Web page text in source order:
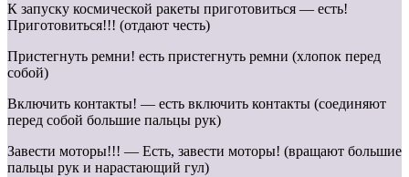
К запуску космической ракеты приготовиться — есть!
Приготовиться!!! (отдают честь)
Пристегнуть ремни! есть пристегнуть ремни (хлопок перед
собой)
Включить контакты! — есть включить контакты (соединяют
перед собой большие пальцы рук)
Завести моторы!!! — Есть, завести моторы! (вращают большие
пальцы рук и нарастающий гул)